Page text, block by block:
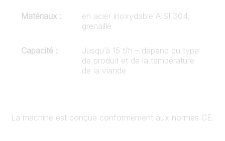
Matériaux :
en acier inoxydable AISI 304,
grenaillé
Capacité :
Jusqu’à 15 t/h – dépend du type
de produit et de la température
de la viande
La machine est conçue conformément aux normes CE.